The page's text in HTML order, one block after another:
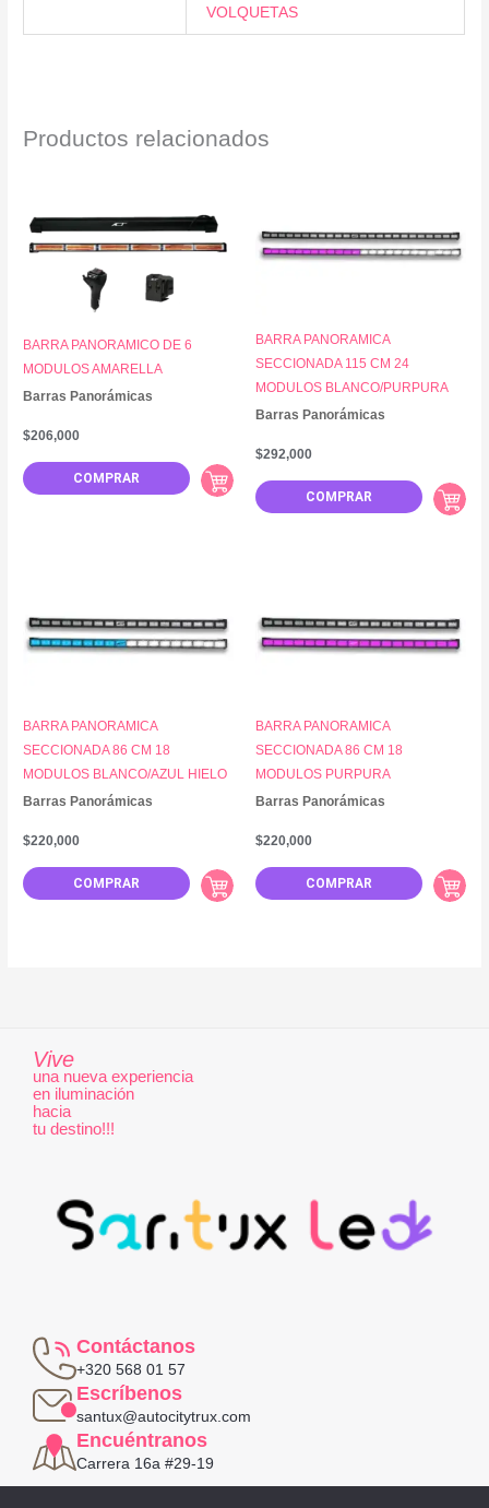
VOLQUETAS
Productos relacionados
Barras Panorámicas
BARRA PANORAMICO DE 6
MODULOS AMARELLA
COMPRAR
$206,000
Barras Panorámicas
BARRA PANORAMICA
SECCIONADA 115 CM 24
MODULOS BLANCO/PURPURA
COMPRAR
$292,000
Barras Panorámicas
BARRA PANORAMICA
SECCIONADA 86 CM 18
MODULOS BLANCO/AZUL HIELO
COMPRAR
$220,000
Barras Panorámicas
BARRA PANORAMICA
SECCIONADA 86 CM 18
MODULOS PURPURA
COMPRAR
$220,000
Vive
una nueva experiencia
en iluminación
hacia
tu destino!!!
Contáctanos
+320 568 01 57
Escríbenos
santux@autocitytrux.com
Encuéntranos
Carrera 16a #29-19